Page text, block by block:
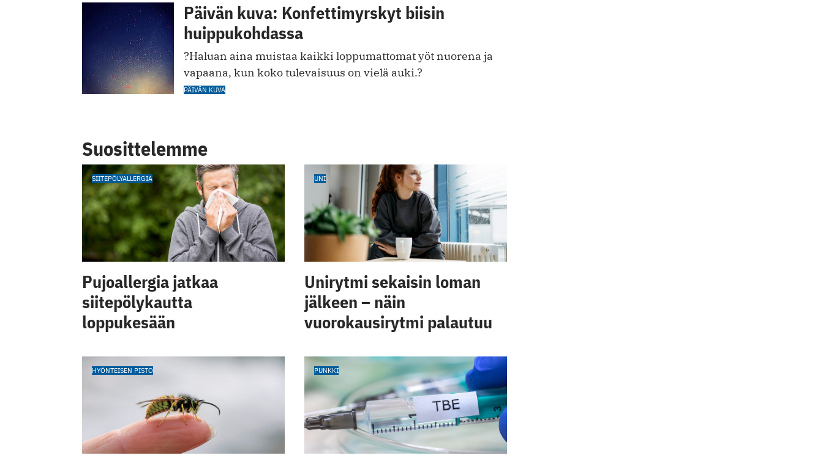
Päivän kuva: Konfettimyrskyt biisin
huippukohdassa
?Haluan aina muistaa kaikki loppumattomat yöt nuorena ja
vapaana, kun koko tulevaisuus on vielä auki.?
PÄIVÄN KUVA
Suosittelemme
SIITEPÖLYALLERGIA
Pujoallergia jatkaa
siitepölykautta
loppukesään
UNI
Unirytmi sekaisin loman
jälkeen – näin
vuorokausirytmi palautuu
HYÖNTEISEN PISTO PUNKKI